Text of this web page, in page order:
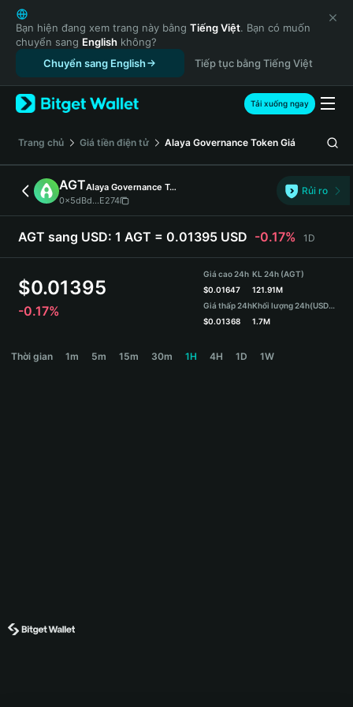
English
日本語
Tiếng Việt
Русский
Español (Latinoamérica)
Türkçe
Français
Deutsch
简体中文
繁體中文
Português (Portugal)
Bahasa Indonesia
ภาษาไทย
Español
Español (Argentina)
Bạn hiện đang xem trang này bằng Tiếng Việt. Bạn có muốn
chuyển sang English không?
Chuyển sang English
Tiếp tục bằng Tiếng Việt
Tải xuống ngay
‌Trang chủ Giá tiền điện tử Alaya Governance Token Giá
AGT
Alaya Governance Token
0x5dBd...E274
Rủi ro
AGT sang USD: 1 AGT = 0.01395 USD -0.17% 1D
$0.01395
-0.17%
Giá cao 24h
$0.01647
Giá thấp 24h
$0.01368
KL 24h (AGT)
121.91M
Khối lượng 24h(USDT)
1.7M
Thời gian 1m 5m 15m 30m 1H 4H 1D 1W